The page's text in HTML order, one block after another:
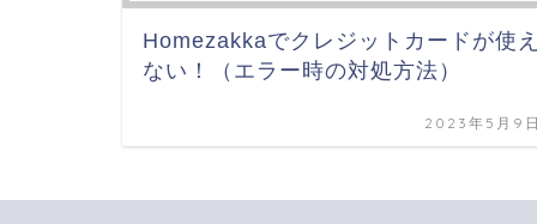
Homezakkaでクレジットカードが使
ない！（エラー時の対処方法）
2023年5月9